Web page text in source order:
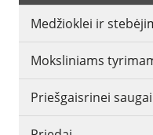
Medžioklei ir
Moksliniams
Priešgaisrinei saugai